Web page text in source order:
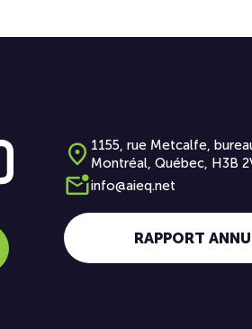
icon-facebook
link icon-linkedin
media link icon-vimeo
1155, rue Metcalfe,
Montréal, Québec, H3B
info@aieq.net
RAPPORT